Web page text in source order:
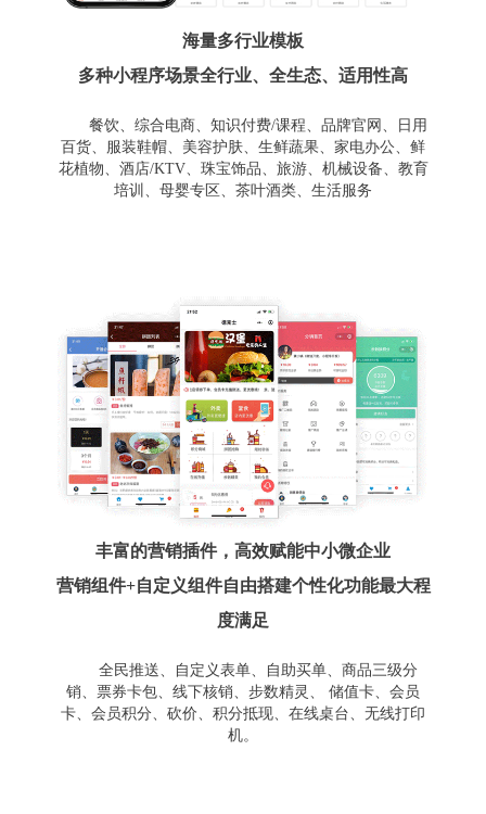
海量多行业模板
多种小程序场景全行业、全生态、适用性高
餐饮、综合电商、知识付费/课程、品牌官网、日用
百货、服装鞋帽、美容护肤、生鲜蔬果、家电办公、鲜
花植物、酒店/KTV、珠宝饰品、旅游、机械设备、教育
培训、母婴专区、茶叶酒类、生活服务
丰富的营销插件，高效赋能中小微企业
营销组件+自定义组件自由搭建个性化功能最大程
度满足
全民推送、自定义表单、自助买单、商品三级分
销、票券卡包、线下核销、步数精灵、 储值卡、会员
卡、会员积分、砍价、积分抵现、在线桌台、无线打印
机。